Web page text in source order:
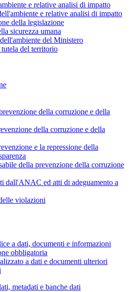
e relative analisi di impatto
e relative analisi di impatto
della legislazione
sicurezza umana
del Ministero
del territorio
della corruzione e della
della corruzione e della
e la repressione della
della prevenzione della corruzione
dall'ANAC ed atti di adeguamento a
violazioni
a dati, documenti e informazioni
obbligatoria
a dati e documenti ulteriori
metadati e banche dati